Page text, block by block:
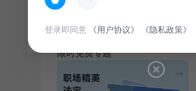
100 套
限时免费专题
登录即同意 《用户协议》 《隐私政策》